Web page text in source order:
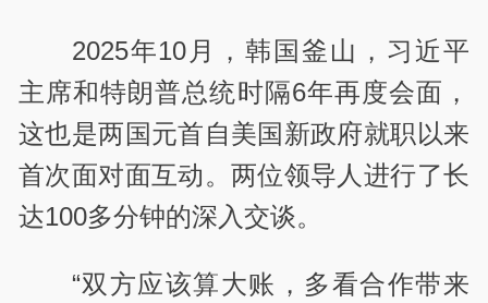
2025年10月，韩国釜山，习近平
主席和特朗普总统时隔6年再度会面，
这也是两国元首自美国新政府就职以来
首次面对面互动。两位领导人进行了长
达100多分钟的深入交谈。
“双方应该算大账，多看合作带来